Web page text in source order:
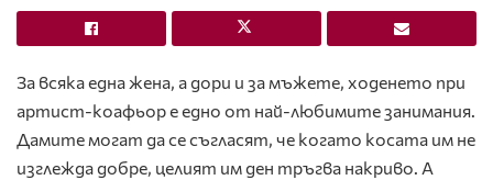
За всяка една жена, а дори и за мъжете, ходенето при
артист-коафьор е едно от най-любимите занимания.
Дамите могат да се съгласят, че когато косата им не
изглежда добре, целият им ден тръгва накриво. А